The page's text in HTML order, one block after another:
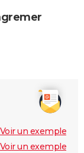
Voir un exemple
Voir un exemple